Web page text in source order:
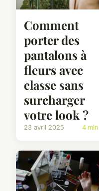
Comment
porter des
pantalons à
fleurs avec
classe sans
surcharger
votre look ?
23 avril 2025 4 min